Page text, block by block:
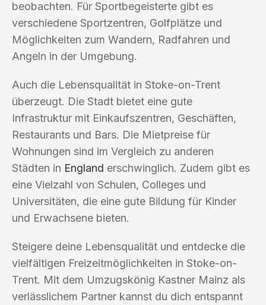
beobachten. Für Sportbegeisterte gibt es
verschiedene Sportzentren, Golfplätze und
Möglichkeiten zum Wandern, Radfahren und
Angeln in der Umgebung.
Auch die Lebensqualität in Stoke-on-Trent
überzeugt. Die Stadt bietet eine gute
Infrastruktur mit Einkaufszentren, Geschäften,
Restaurants und Bars. Die Mietpreise für
Wohnungen sind im Vergleich zu anderen
Städten in England erschwinglich. Zudem gibt es
eine Vielzahl von Schulen, Colleges und
Universitäten, die eine gute Bildung für Kinder
und Erwachsene bieten.
Steigere deine Lebensqualität und entdecke die
vielfältigen Freizeitmöglichkeiten in Stoke-on-
Trent. Mit dem Umzugskönig Kastner Mainz als
verlässlichem Partner kannst du dich entspannt